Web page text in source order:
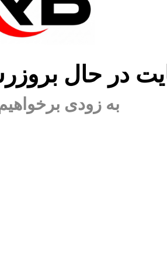
در حال
به زودی